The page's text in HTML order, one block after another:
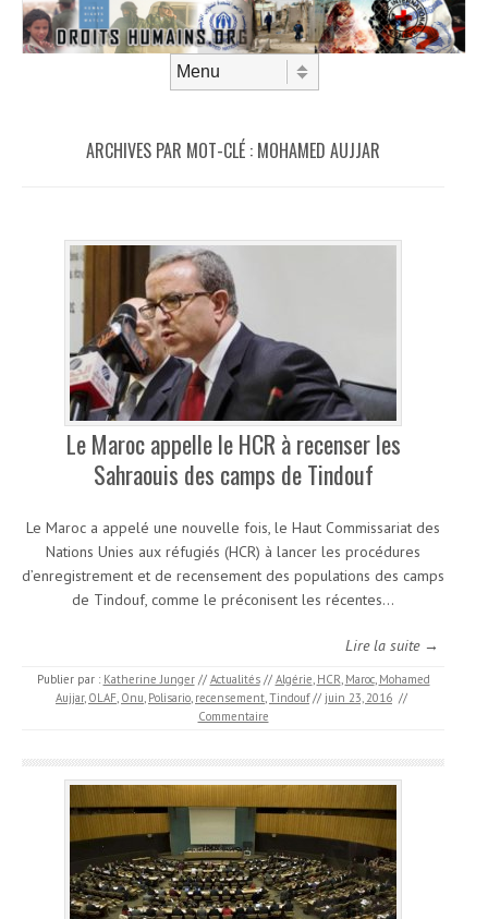
ARCHIVES PAR MOT-CLÉ : MOHAMED AUJJAR
Le Maroc appelle le HCR à recenser les
Sahraouis des camps de Tindouf
Le Maroc a appelé une nouvelle fois, le Haut Commissariat des
Nations Unies aux réfugiés (HCR) à lancer les procédures
d’enregistrement et de recensement des populations des camps
de Tindouf, comme le préconisent les récentes…
Lire la suite →
Publier par : Katherine Junger // Actualités // Algérie, HCR, Maroc, Mohamed
Aujjar, OLAF, Onu, Polisario, recensement,Tindouf // juin 23, 2016 //
Commentaire